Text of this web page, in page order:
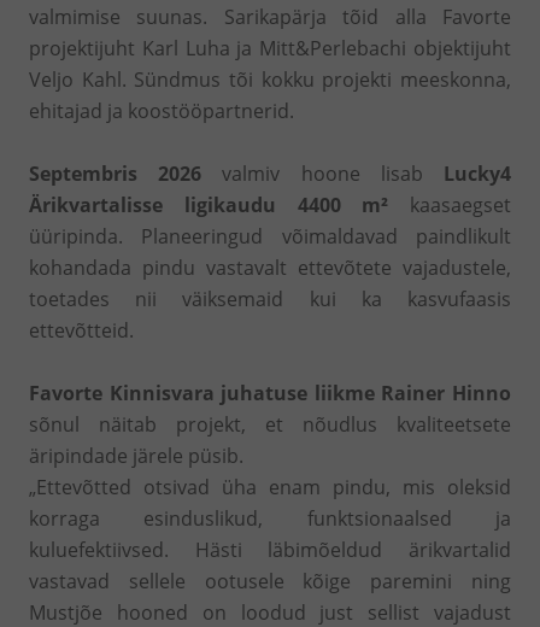
valmimise suunas. Sarikapärja tõid alla Favorte
projektijuht Karl Luha ja Mitt&Perlebachi objektijuht
Veljo Kahl. Sündmus tõi kokku projekti meeskonna,
ehitajad ja koostööpartnerid.
Septembris 2026 valmiv hoone lisab Lucky4
Ärikvartalisse ligikaudu 4400 m² kaasaegset
üüripinda. Planeeringud võimaldavad paindlikult
kohandada pindu vastavalt ettevõtete vajadustele,
toetades nii väiksemaid kui ka kasvufaasis
ettevõtteid.
Favorte Kinnisvara juhatuse liikme Rainer Hinno
sõnul näitab projekt, et nõudlus kvaliteetsete
äripindade järele püsib.
„Ettevõtted otsivad üha enam pindu, mis oleksid
korraga esinduslikud, funktsionaalsed ja
kuluefektiivsed. Hästi läbimõeldud ärikvartalid
vastavad sellele ootusele kõige paremini ning
Mustjõe hooned on loodud just sellist vajadust